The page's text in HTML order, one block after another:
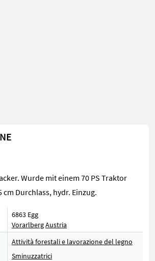
Wurde mit einem 70 PS Traktor
cm Durchlass, hydr. Einzug.
6863 Egg
VorarlbergAustria
Attività forestali e lavorazione del legno
Sminuzzatrici